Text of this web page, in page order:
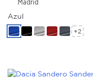
Madrid
Azul
+2